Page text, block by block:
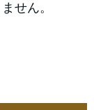
せん。